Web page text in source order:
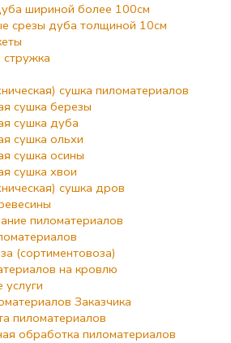
шириной более 100см
срезы дуба толщиной 10см
сушка пиломатериалов
сушка березы
сушка дуба
сушка ольхи
сушка осины
сушка хвои
сушка дров
пиломатериалов
(сортиментовоза)
на кровлю
Заказчика
пиломатериалов
обработка пиломатериалов